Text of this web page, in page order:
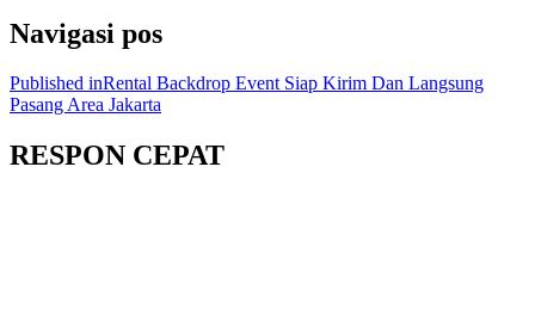
Navigasi pos
Published inRental Backdrop Event Siap Kirim Dan Langsung
Pasang Area Jakarta
RESPON CEPAT